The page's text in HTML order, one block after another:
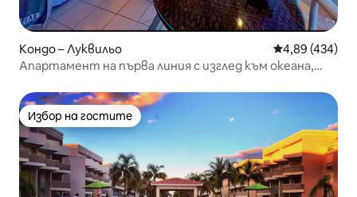
Кондо – Луквильо Средна
4,89 (434)
Апартамент на първа линия с изглед към океана,
Избор на гостите
Избор на гостите